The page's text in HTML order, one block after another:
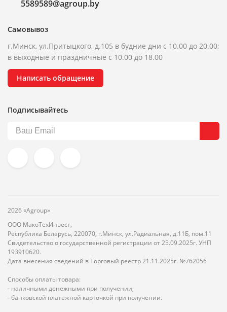
5589589@agroup.by
Самовывоз
г.Минск, ул.Притыцкого, д.105 в будние дни с 10.00 до 20.00;
в выходные и праздничные с 10.00 до 18.00
Написать обращение
Подписывайтесь
2026 «Agroup»
ООО МакоТехИнвест,
Республика Беларусь, 220070, г.Минск, ул.Радиальная, д.11Б, пом.11
Свидетельство о государственной регистрации от 25.09.2025г. УНП
193910620.
Дата внесения сведений в Торговый реестр 21.11.2025г. №762056
Способы оплаты товара:
- наличными денежными при получении;
- банковской платёжной карточкой при получении.